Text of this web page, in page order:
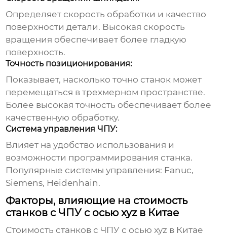
Определяет скорость обработки и качество
поверхности детали. Высокая скорость
вращения обеспечивает более гладкую
поверхность.
Точность позиционирования:
Показывает, насколько точно станок может
перемещаться в трехмерном пространстве.
Более высокая точность обеспечивает более
качественную обработку.
Система управления ЧПУ:
Влияет на удобство использования и
возможности программирования станка.
Популярные системы управления: Fanuc,
Siemens, Heidenhain.
Факторы, влияющие на стоимость
станков с ЧПУ с осью xyz в Китае
Стоимость станков с ЧПУ с осью xyz в Китае